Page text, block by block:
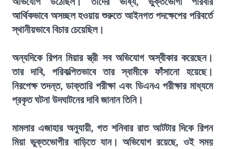
আর্থিকভাবে অসচ্ছল হওয়ায় শুরুতে আইনগত পদক্ষেপের পরিবর্তে
স্থানীয়ভাবে বিচার চেয়েছিল।
অন্যদিকে রিপন মিয়ার স্ত্রী সব অভিযোগ অস্বীকার করেছেন।
তার দাবি, পরিকল্পিতভাবে তার স্বামীকে ফাঁসানো হয়েছে।
নিরপেক্ষ তদন্ত, ডাক্তারি পরীক্ষা এবং ডিএনএ পরীক্ষার মাধ্যমে
প্রকৃত ঘটনা উদঘাটনের দাবি জানান তিনি।
মামলার এজাহার অনুযায়ী, গত শনিবার রাত আটটার দিকে রিপন
মিয়া ভুক্তভোগীর বাড়িতে যান। অভিযোগ রয়েছে, ওই সময়